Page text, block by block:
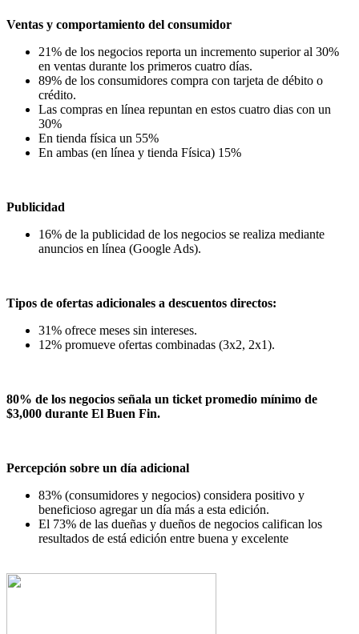
Ventas y comportamiento del consumidor
⁠21% de los negocios reporta un incremento superior al 30%
en ventas durante los primeros cuatro días.
89% de los consumidores compra con tarjeta de débito o
crédito.
⁠Las compras en línea repuntan en estos cuatro dias con un
30%
En tienda física un 55%
En ambas (en línea y tienda Física) 15%
Publicidad
16% de la publicidad de los negocios se realiza mediante
anuncios en línea (Google Ads).
Tipos de ofertas adicionales a descuentos directos:
31% ofrece meses sin intereses.
12% promueve ofertas combinadas (3x2, 2x1).
80% de los negocios señala un ticket promedio mínimo de
$3,000 durante El Buen Fin.
Percepción sobre un día adicional
⁠83% (consumidores y negocios) considera positivo y
beneficioso agregar un día más a esta edición.
El 73% de las dueñas y dueños de negocios califican los
resultados de está edición entre buena y excelente